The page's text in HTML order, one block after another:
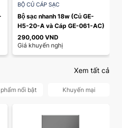
BỘ CỦ CÁP SẠC
Bộ sạc nhanh 18w (Củ GE-
H5-20-A và Cáp GE-061-AC)
290,000 VND
Giá khuyến nghị
Xem tất cả
nổi bật Khuyến mại